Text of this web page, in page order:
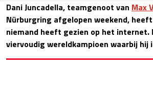
Dani Juncadella, teamgenoot van Max
Nürburgring afgelopen weekend,
niemand heeft gezien op het internet.
viervoudig wereldkampioen waarbij